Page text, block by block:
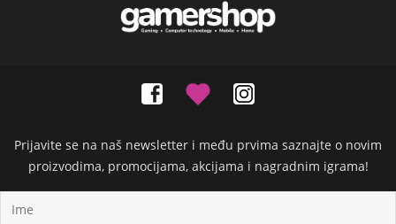
Prijavite se na naš newsletter i među prvima saznajte o novim
proizvodima, promocijama, akcijama i nagradnim igrama!